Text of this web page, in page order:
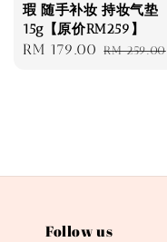
瑕 随手补妆 持妆气垫
15g【原价RM259】
Sale
RM 179.00 Regular
RM 259.00
Follow us